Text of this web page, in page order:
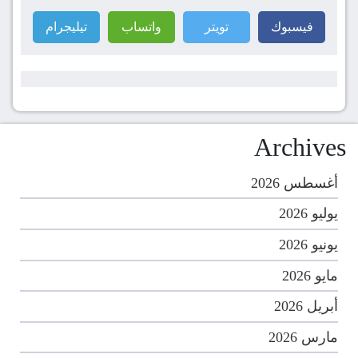
فيسبوك تويتر واتساب تيليجرام
Archives
أغسطس 2026
يوليو 2026
يونيو 2026
مايو 2026
أبريل 2026
مارس 2026